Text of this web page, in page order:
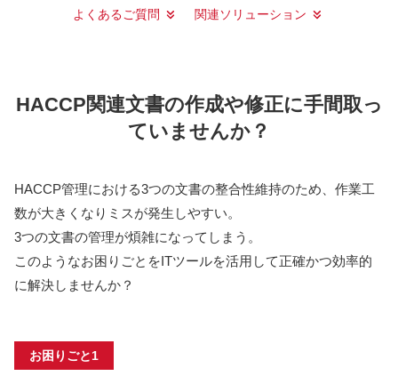
よくあるご質問 関連ソリューション
HACCP関連文書の作成や修正に手間取っ
ていませんか？
HACCP管理における3つの文書の整合性維持のため、作業工
数が大きくなりミスが発生しやすい。
3つの文書の管理が煩雑になってしまう。
このようなお困りごとをITツールを活用して正確かつ効率的
に解決しませんか？
お困りごと1